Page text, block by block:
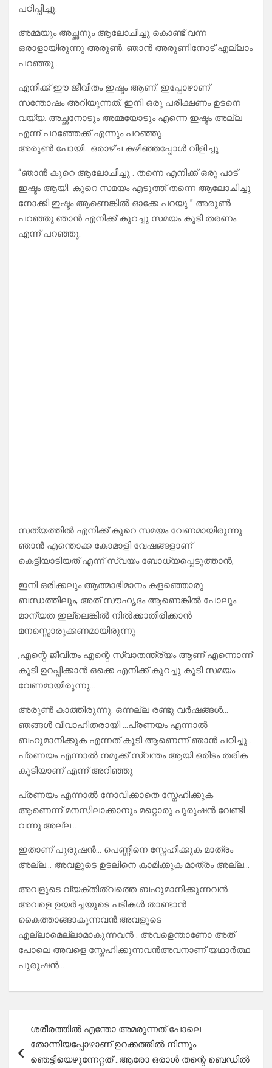
പഠിപ്പിച്ചു.
അമ്മയും അച്ഛനും ആലോചിച്ചു കൊണ്ട് വന്ന
ഒരാളായിരുന്നു അരുൺ. ഞാൻ അരുണിനോട് എല്ലാം
പറഞ്ഞു..
എനിക്ക് ഈ ജീവിതം ഇഷ്ടം ആണ്. ഇപ്പോഴാണ്
സന്തോഷം അറിയുന്നത്. ഇനി ഒരു പരീക്ഷണം ഉടനെ
വയ്യ. അച്ഛനോടും അമ്മയോടും എന്നെ ഇഷ്ടം അല്ല
എന്ന് പറഞ്ഞേക്ക് എന്നും പറഞ്ഞു.
അരുൺ പോയി.. ഒരാഴ്ച കഴിഞ്ഞപ്പോൾ വിളിച്ചു
“ഞാൻ കുറെ ആലോചിച്ചു . തന്നെ എനിക്ക് ഒരു പാട്
ഇഷ്ടം ആയി. കുറെ സമയം എടുത്ത് തന്നെ ആലോചിച്ചു
നോക്കി.ഇഷ്ടം ആണെങ്കിൽ ഓക്കേ പറയു ” അരുൺ
പറഞ്ഞു.ഞാൻ എനിക്ക് കുറച്ചു സമയം കൂടി തരണം
എന്ന് പറഞ്ഞു.
സത്യത്തിൽ എനിക്ക് കുറെ സമയം വേണമായിരുന്നു.
ഞാൻ എന്തൊക്ക കോമാളി വേഷങ്ങളാണ്
കെട്ടിയാടിയത് എന്ന് സ്വയം ബോധ്യപ്പെടുത്താൻ,
ഇനി ഒരിക്കലും ആത്മാഭിമാനം കളഞ്ഞൊരു
ബന്ധത്തിലും, അത് സൗഹൃദം ആണെങ്കിൽ പോലും
മാന്യത ഇല്ലെങ്കിൽ നിൽക്കാതിരിക്കാൻ
മനസ്സൊരുക്കണമായിരുന്നു
,എന്റെ ജീവിതം എന്റെ സ്വാതന്ത്ര്യം ആണ് എന്നൊന്ന്
കൂടി ഉറപ്പിക്കാൻ ഒക്കെ എനിക്ക് കുറച്ചു കൂടി സമയം
വേണമായിരുന്നു…
അരുൺ കാത്തിരുന്നു. ഒന്നല്ല രണ്ടു വർഷങ്ങൾ…
ഞങ്ങൾ വിവാഹിതരായി …പ്രണയം എന്നാൽ
ബഹുമാനിക്കുക എന്നത് കൂടി ആണെന്ന് ഞാൻ പഠിച്ചു .
പ്രണയം എന്നാൽ നമുക്ക് സ്വന്തം ആയി ഒരിടം തരിക
കൂടിയാണ് എന്ന് അറിഞ്ഞു
പ്രണയം എന്നാൽ നോവിക്കാതെ സ്നേഹിക്കുക
ആണെന്ന് മനസിലാക്കാനും മറ്റൊരു പുരുഷൻ വേണ്ടി
വന്നു.അല്ല…
ഇതാണ് പുരുഷൻ… പെണ്ണിനെ സ്നേഹിക്കുക മാത്രം
അല്ല… അവളുടെ ഉടലിനെ കാമിക്കുക മാത്രം അല്ല…
അവളുടെ വ്യക്തിത്വത്തെ ബഹുമാനിക്കുന്നവൻ.
അവളെ ഉയർച്ചയുടെ പടികൾ താണ്ടാൻ
കൈത്താങ്ങാകുന്നവൻ.അവളുടെ
എല്ലാമെല്ലാമാകുന്നവൻ . അവളെന്താണോ അത്
പോലെ അവളെ സ്നേഹിക്കുന്നവൻഅവനാണ് യഥാർത്ഥ
പുരുഷൻ…
navigation
ശരീരത്തിൽ എന്തോ അമരുന്നത് പോലെ
തോന്നിയപ്പോഴാണ് ഉറക്കത്തിൽ നിന്നും
ഞെട്ടിയെഴുന്നേറ്റത് ..ആരോ ഒരാൾ തന്റെ ബെഡിൽ